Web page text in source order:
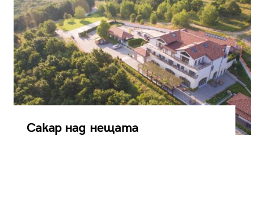
Сакар над нещата